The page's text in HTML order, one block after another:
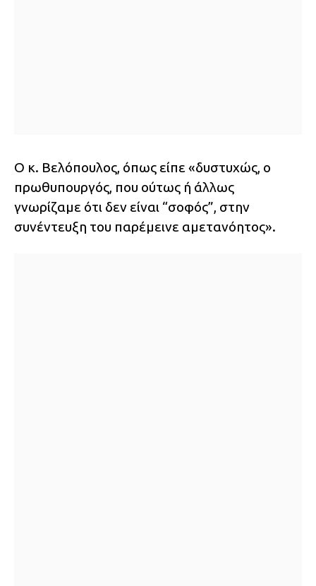
Ο κ. Βελόπουλος, όπως είπε «δυστυχώς, ο
πρωθυπουργός, που ούτως ή άλλως
γνωρίζαμε ότι δεν είναι “σοφός”, στην
συνέντευξη του παρέμεινε αμετανόητος».